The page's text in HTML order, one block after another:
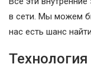
в сети. Мы можем
нас есть шанс